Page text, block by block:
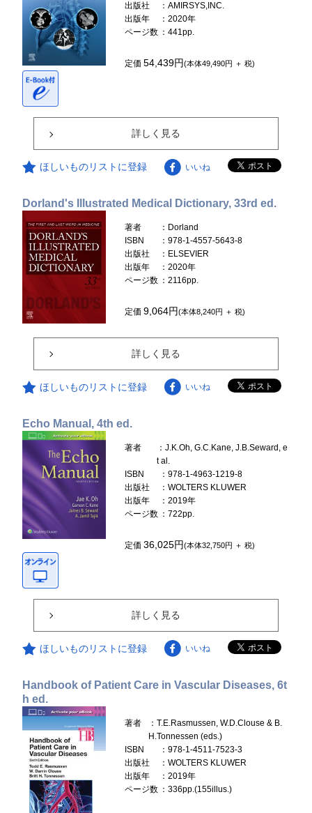
出版社
：AMIRSYS,INC.
出版年
：2020年
ページ数 ：441pp.
定価54,439円(本体49,490円 ＋ 税)
詳しく見る
ほしいものリストに登録 いいね
Dorland's Illustrated Medical Dictionary, 33rd ed.
著者
：Dorland
ISBN
：978-1-4557-5643-8
出版社
：ELSEVIER
出版年
：2020年
ページ数 ：2116pp.
定価9,064円(本体8,240円 ＋ 税)
詳しく見る
ほしいものリストに登録 いいね
Echo Manual, 4th ed.
著者
：J.K.Oh, G.C.Kane, J.B.Seward, e
t al.
ISBN
：978-1-4963-1219-8
出版社
：WOLTERS KLUWER
出版年
：2019年
ページ数 ：722pp.
定価36,025円(本体32,750円 ＋ 税)
詳しく見る
ほしいものリストに登録 いいね
Handbook of Patient Care in Vascular Diseases, 6t
h ed.
著者
：T.E.Rasmussen, W.D.Clouse & B.
H.Tonnessen (eds.)
ISBN
：978-1-4511-7523-3
出版社
：WOLTERS KLUWER
出版年
：2019年
ページ数 ：336pp.(155illus.)